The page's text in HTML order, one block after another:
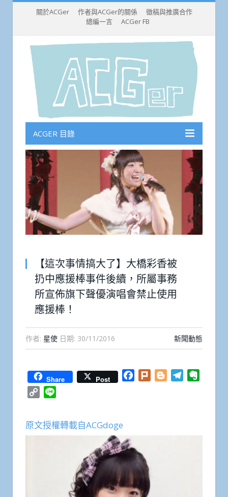
關於ACGer 作者與ACGer的關係
徵稿與推廣合作
總編一言
ACGer FB
ACGER 目錄
【這次事情搞大了】大橋彩香被
扔中應援棒事件後續，所屬事務
所宣佈旗下聲優演唱會禁止使用
應援棒！
作者: 星使 日期: 30/11/2016 新聞動態
Share Post Facebook
Plurk BloggerTelegram
Copy
原文授權轉載自ACGdoge